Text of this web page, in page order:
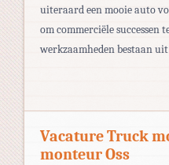
uiteraard een mooie auto
om commerciële successen
werkzaamheden bestaan
Vacature Truck
monteur Oss